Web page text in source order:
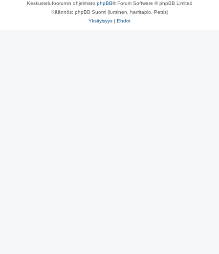
Keskustelufoorumin ohjelmisto phpBB® Forum Software © phpBB Limited
Käännös: phpBB Suomi (lurttinen, harritapio, Pettis)
Yksityisyys | Ehdot